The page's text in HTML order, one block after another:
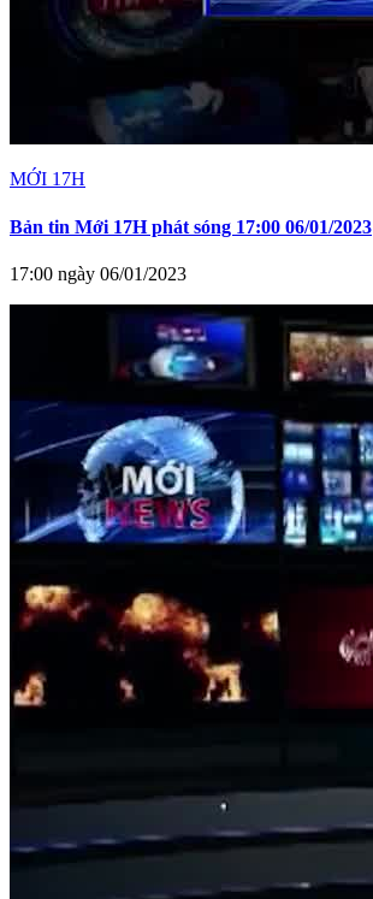
MỚI 17H
Bản tin Mới 17H phát sóng 17:00 06/01/2023
17:00 ngày 06/01/2023